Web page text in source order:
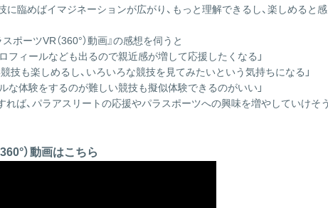
臨めばイマジネーションが広がり、もっと理解できるし、楽しめると感
ポーツVR（360°）動画』の感想を伺うと
フィールなども出るので親近感が増して応援したくなる」
技も楽しめるし、いろいろな競技を見てみたいという気持ちになる」
な体験をするのが難しい競技も擬似体験できるのがいい」
れば、パラアスリートの応援やパラスポーツへの興味を増やしていけそ
）動画はこちら